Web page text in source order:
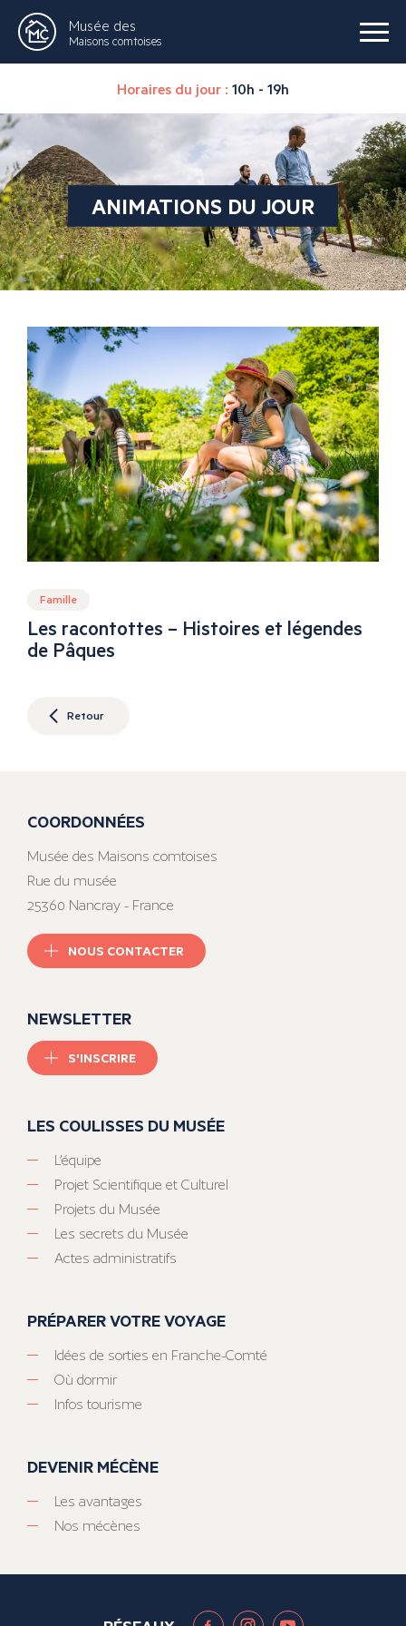
Musée des
Maisons comtoises
Horaires du jour : 10h - 19h
ANIMATIONS DU JOUR
Famille
Les racontottes – Histoires et légendes
de Pâques
Retour
COORDONNÉES
Musée des Maisons comtoises
Rue du musée
25360 Nancray - France
NOUS CONTACTER
NEWSLETTER
S'INSCRIRE
LES COULISSES DU MUSÉE
L’équipe
Projet Scientifique et Culturel
Projets du Musée
Les secrets du Musée
Actes administratifs
PRÉPARER VOTRE VOYAGE
Idées de sorties en Franche-Comté
Où dormir
Infos tourisme
DEVENIR MÉCÈNE
Les avantages
Nos mécènes